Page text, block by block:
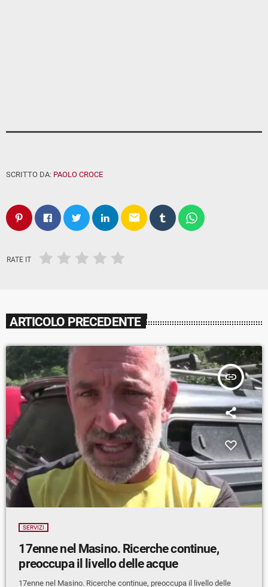
SCRITTO DA: PAOLO CROCE
email
RATE IT
ARTICOLO PRECEDENTE
insert_link
SERVIZI
17enne nel Masino. Ricerche continue,
preoccupa il livello delle acque
17enne nel Masino. Ricerche continue, preoccupa il livello delle